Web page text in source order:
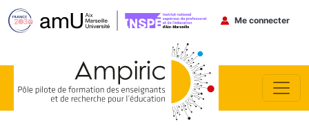
Menu du
Me connecter